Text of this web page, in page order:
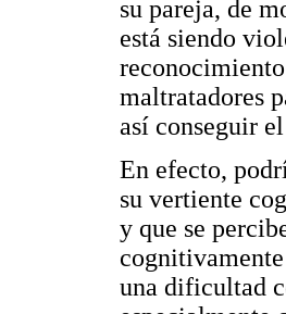
su pareja, de
está siendo
maltratadores
así conseguir
En efecto,
su vertiente
y que se
una dificultad